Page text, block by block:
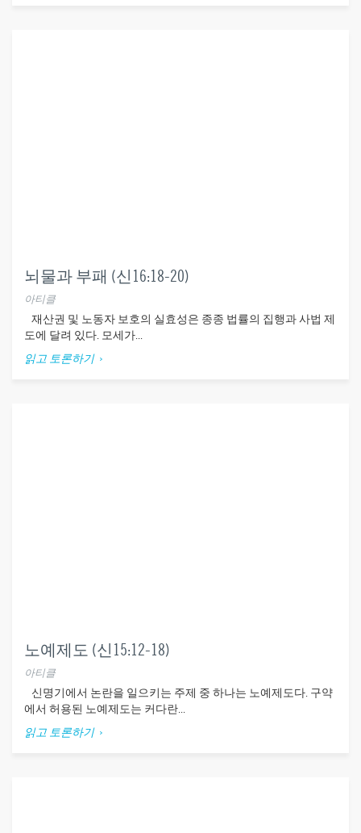
뇌물과 부패 (신16:18-20)
아티클
재산권 및 노동자 보호의 실효성은 종종 법률의 집행과 사법 제
도에 달려 있다. 모세가...
읽고 토론하기
노예제도 (신15:12-18)
아티클
신명기에서 논란을 일으키는 주제 중 하나는 노예제도다. 구약
에서 허용된 노예제도는 커다란...
읽고 토론하기